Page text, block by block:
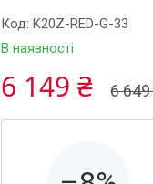
В наявності
Код:K20Z-RED-G-33
6
6 149 ₴